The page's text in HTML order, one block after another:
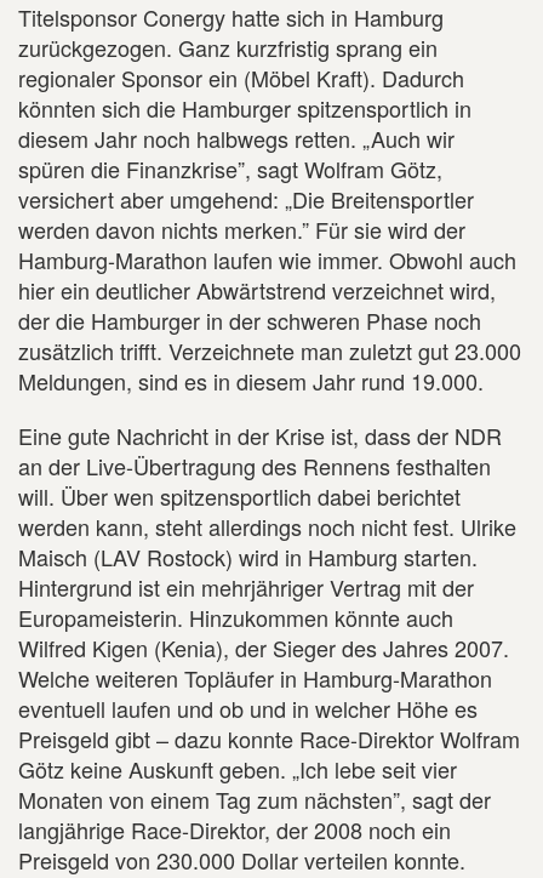
Titelsponsor Conergy hatte sich in Hamburg
zurückgezogen. Ganz kurzfristig sprang ein
regionaler Sponsor ein (Möbel Kraft). Dadurch
könnten sich die Hamburger spitzensportlich in
diesem Jahr noch halbwegs retten. „Auch wir
spüren die Finanzkrise”, sagt Wolfram Götz,
versichert aber umgehend: „Die Breitensportler
werden davon nichts merken.” Für sie wird der
Hamburg-Marathon laufen wie immer. Obwohl auch
hier ein deutlicher Abwärtstrend verzeichnet wird,
der die Hamburger in der schweren Phase noch
zusätzlich trifft. Verzeichnete man zuletzt gut 23.000
Meldungen, sind es in diesem Jahr rund 19.000.
Eine gute Nachricht in der Krise ist, dass der NDR
an der Live-Übertragung des Rennens festhalten
will. Über wen spitzensportlich dabei berichtet
werden kann, steht allerdings noch nicht fest. Ulrike
Maisch (LAV Rostock) wird in Hamburg starten.
Hintergrund ist ein mehrjähriger Vertrag mit der
Europameisterin. Hinzukommen könnte auch
Wilfred Kigen (Kenia), der Sieger des Jahres 2007.
Welche weiteren Topläufer in Hamburg-Marathon
eventuell laufen und ob und in welcher Höhe es
Preisgeld gibt – dazu konnte Race-Direktor Wolfram
Götz keine Auskunft geben. „Ich lebe seit vier
Monaten von einem Tag zum nächsten”, sagt der
langjährige Race-Direktor, der 2008 noch ein
Preisgeld von 230.000 Dollar verteilen konnte.